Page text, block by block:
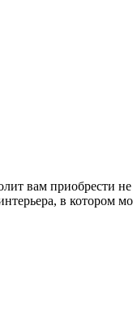
вам приобрести
в котором